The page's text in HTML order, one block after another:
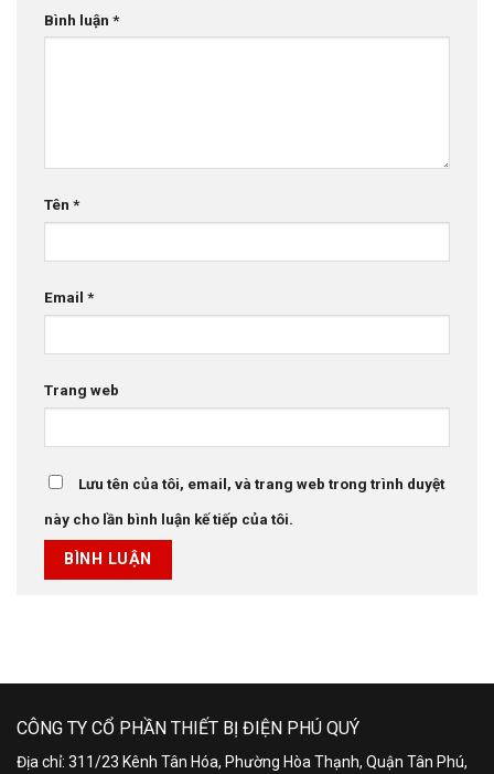
Bình luận *
Tên *
Email *
Trang web
Lưu tên của tôi, email, và trang web trong trình duyệt
này cho lần bình luận kế tiếp của tôi.
CÔNG TY CỔ PHẦN THIẾT BỊ ĐIỆN PHÚ QUÝ
Địa chỉ: 311/23 Kênh Tân Hóa, Phường Hòa Thạnh, Quận Tân Phú,